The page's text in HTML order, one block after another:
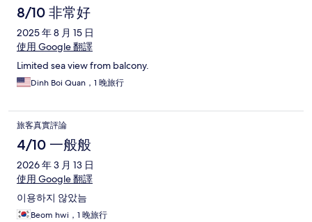
8/10 非常好
2025 年 8 月 15 日
使用 Google 翻譯
Limited sea view from balcony.
Dinh Boi Quan，1 晚旅行
旅客真實評論
4/10 一般般
2026 年 3 月 13 日
使用 Google 翻譯
이용하지 않았늠
Beom hwi，1 晚旅行